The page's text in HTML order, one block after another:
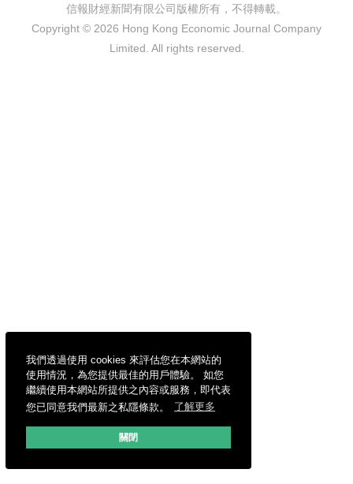
我們透過使用 cookies 來評估您在本網站的
使用情況，為您提供最佳的用戶體驗。 如您
繼續使用本網站所提供之內容或服務，即代表
您已同意我們最新之私隱條款。
了解更多
關閉
信報財經新聞有限公司版權所有，不得轉載。
Copyright © 2026 Hong Kong Economic Journal Company
Limited. All rights reserved.